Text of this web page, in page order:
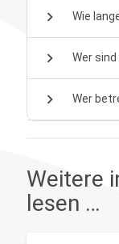
chevron_right Wie
chevron_right Wer
chevron_right Wer
Weitere
lesen …